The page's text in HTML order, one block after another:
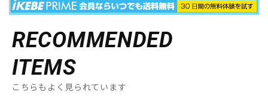
RECOMMENDED
ITEMS
こちらもよく見られています